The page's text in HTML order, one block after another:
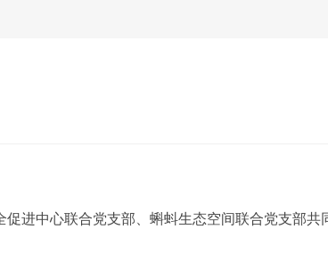
进中心联合党支部、蝌蚪生态空间联合党支部